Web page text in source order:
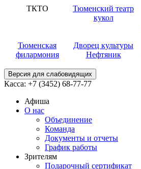
ТКТО
Тюменский театр
кукол
Тюменская
филармония
Дворец культуры
Нефтяник
Версия для слабовидящих
Касса: +7 (3452) 68-77-77
Афиша
О нас
Объединение
Команда
Документы и отчеты
График работы
Зрителям
Подарочный сертификат